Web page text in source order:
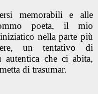
memorabili e alle
poeta, il mio
nella parte più
un tentativo di
autentica che ci abita,
di trasumar.